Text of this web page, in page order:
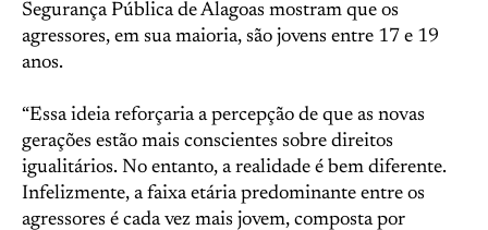
Segurança Pública de Alagoas mostram que os
agressores, em sua maioria, são jovens entre 17 e 19
anos.
“Essa ideia reforçaria a percepção de que as novas
gerações estão mais conscientes sobre direitos
igualitários. No entanto, a realidade é bem diferente.
Infelizmente, a faixa etária predominante entre os
agressores é cada vez mais jovem, composta por